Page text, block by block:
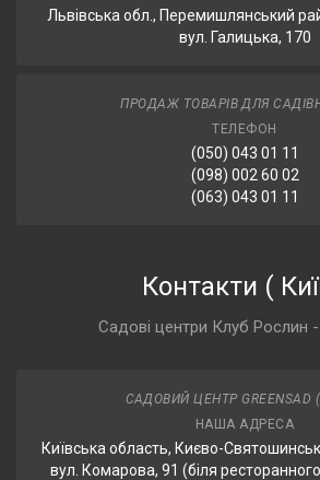
Львівська обл., Перемишлянський
вул. Галицька, 170
ПРОДАЖ ТОВАРІВ ДЛЯ
ТЕЛЕФОН
(050) 043 01 11
(098) 002 60 02
(063) 043 01 11
Контакти (
Садові центри Клуб Рослин
САДОВИЙ ЦЕНТР GREENSAD
НАША АДРЕСА
Київська область, Києво-
вул. Комарова, 91 (біля